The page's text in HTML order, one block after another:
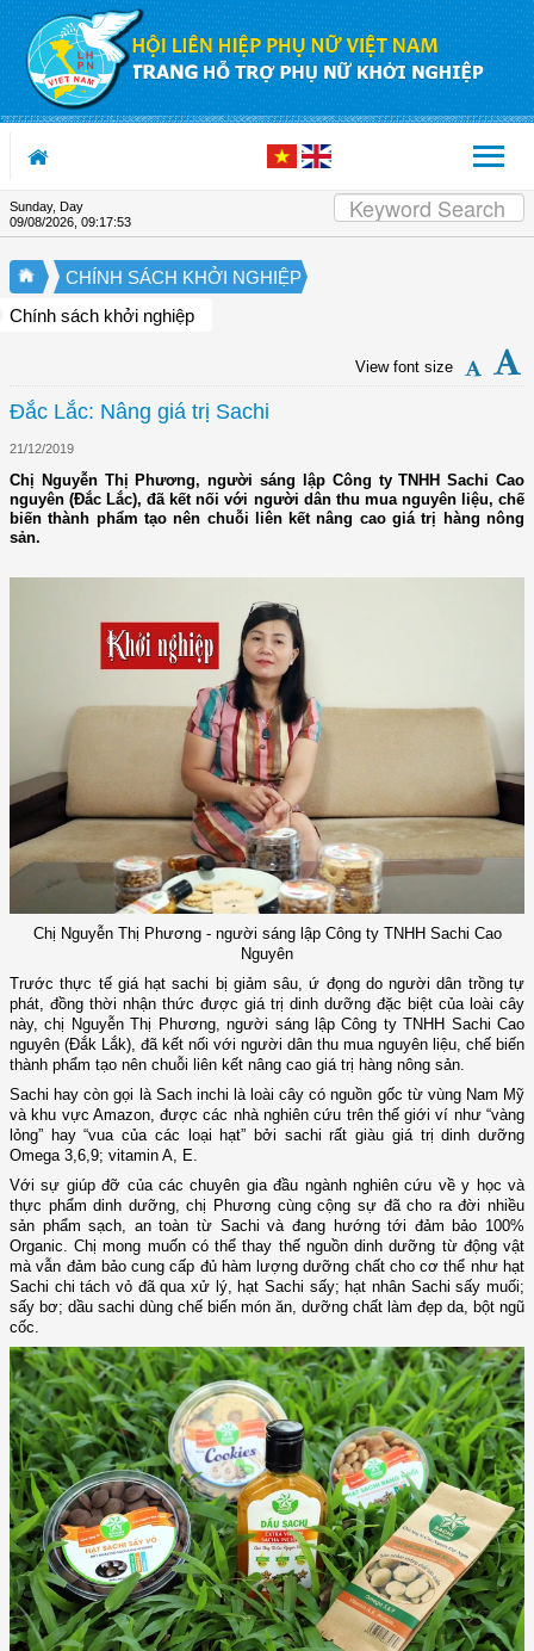
Skip to Content
Sunday, Day
09/08/2026 09:17:53
CHÍNH SÁCH KHỞI NGHIỆP
Chính sách khởi nghiệp
View font size
Đắc Lắc: Nâng giá trị Sachi
21/12/2019
Chị Nguyễn Thị Phương, người sáng lập Công ty TNHH Sachi Cao
nguyên (Đắc Lắc), đã kết nối với người dân thu mua nguyên liệu, chế
biến thành phẩm tạo nên chuỗi liên kết nâng cao giá trị hàng nông
sản.
Chị Nguyễn Thị Phương - người sáng lập Công ty TNHH Sachi Cao
Nguyên
Trước thực tế giá hạt sachi bị giảm sâu, ứ đọng do người dân trồng tự
phát, đồng thời nhận thức được giá trị dinh dưỡng đặc biệt của loài cây
này, chị Nguyễn Thị Phương, người sáng lập Công ty TNHH Sachi Cao
nguyên (Đắk Lắk), đã kết nối với người dân thu mua nguyên liệu, chế biến
thành phẩm tạo nên chuỗi liên kết nâng cao giá trị hàng nông sản.
Sachi hay còn gọi là Sach inchi là loài cây có nguồn gốc từ vùng Nam Mỹ
và khu vực Amazon, được các nhà nghiên cứu trên thế giới ví như “vàng
lỏng” hay “vua của các loại hạt” bởi sachi rất giàu giá trị dinh dưỡng
Omega 3,6,9; vitamin A, E.
Với sự giúp đỡ của các chuyên gia đầu ngành nghiên cứu về y học và
thực phẩm dinh dưỡng, chị Phương cùng cộng sự đã cho ra đời nhiều
sản phẩm sạch, an toàn từ Sachi và đang hướng tới đảm bảo 100%
Organic. Chị mong muốn có thể thay thế nguồn dinh dưỡng từ động vật
mà vẫn đảm bảo cung cấp đủ hàm lượng dưỡng chất cho cơ thể như hạt
Sachi chi tách vỏ đã qua xử lý, hạt Sachi sấy; hạt nhân Sachi sấy muối;
sấy bơ; dầu sachi dùng chế biến món ăn, dưỡng chất làm đẹp da, bột ngũ
cốc.